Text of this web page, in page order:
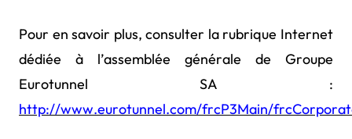
Pour en savoir plus, consulter la rubrique Internet
dédiée à l’assemblée générale de Groupe
Eurotunnel SA :
http://www.eurotunnel.com/frcP3Main/